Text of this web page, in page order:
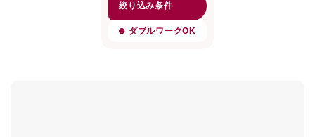
絞り込み条件
ダブルワークOK